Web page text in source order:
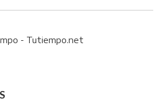
- Tutiempo.net